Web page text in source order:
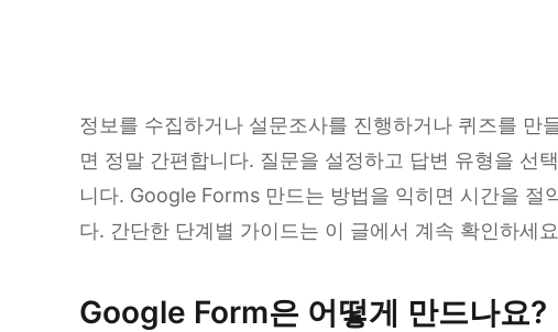
정보를 수집하거나 설문조사를 진행하거나 퀴즈를 만
면 정말 간편합니다. 질문을 설정하고 답변 유형을 선
니다. Google Forms 만드는 방법을 익히면 시간을 절
다. 간단한 단계별 가이드는 이 글에서 계속 확인하세
Google Form은 어떻게 만드나요?